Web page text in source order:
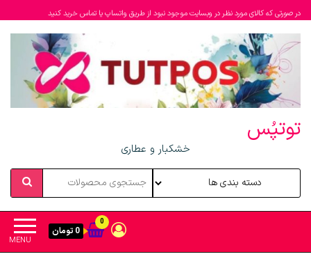
در صورتی که کالای مورد نظر در وبسایت موجود نبود از طریق واتساپ یا تماس خرید کنید
توتپُس
خشکبار و عطاری
MENU
0
0 تومان